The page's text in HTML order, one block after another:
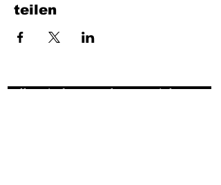
teilen
Füllen Sie das Formular aus. Wir kommen